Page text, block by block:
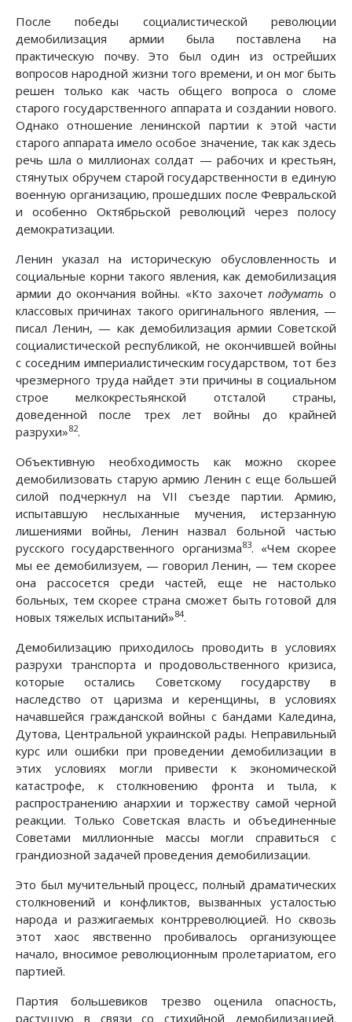
После победы социалистической революции
демобилизация армии была поставлена на
практическую почву. Это был один из острейших
вопросов народной жизни того времени, и он мог быть
решен только как часть общего вопроса о сломе
старого государственного аппарата и создании нового.
Однако отношение ленинской партии к этой части
старого аппарата имело особое значение, так как здесь
речь шла о миллионах солдат — рабочих и крестьян,
стянутых обручем старой государственности в единую
военную организацию, прошедших после Февральской
и особенно Октябрьской революций через полосу
демократизации.
Ленин указал на историческую обусловленность и
социальные корни такого явления, как демобилизация
армии до окончания войны. «Кто захочетподумать о
классовых причинах такого оригинального явления, —
писал Ленин, — как демобилизация армии Советской
социалистической республикой, не окончившей войны
с соседним империалистическим государством, тот без
чрезмерного труда найдет эти причины в социальном
строе мелкокрестьянской отсталой страны,
доведенной после трех лет войны до крайней
разрухи»82.
Объективную необходимость как можно скорее
демобилизовать старую армию Ленин с еще большей
силой подчеркнул на VII съезде партии. Армию,
испытавшую неслыханные мучения, истерзанную
лишениями войны, Ленин назвал больной частью
русского государственного организма83. «Чем скорее
мы ее демобилизуем, — говорил Ленин, — тем скорее
она рассосется среди частей, еще не настолько
больных, тем скорее страна сможет быть готовой для
новых тяжелых испытаний»84.
Демобилизацию приходилось проводить в условиях
разрухи транспорта и продовольственного кризиса,
которые остались Советскому государству в
наследство от царизма и керенщины, в условиях
начавшейся гражданской войны с бандами Каледина,
Дутова, Центральной украинской рады. Неправильный
курс или ошибки при проведении демобилизации в
этих условиях могли привести к экономической
катастрофе, к столкновению фронта и тыла, к
распространению анархии и торжеству самой черной
реакции. Только Советская власть и объединенные
Советами миллионные массы могли справиться с
грандиозной задачей проведения демобилизации.
Это был мучительный процесс, полный драматических
столкновений и конфликтов, вызванных усталостью
народа и разжигаемых контрреволюцией. Но сквозь
этот хаос явственно пробивалось организующее
начало, вносимое революционным пролетариатом, его
партией.
Партия большевиков трезво оценила опасность,
растущую в связи со стихийной демобилизацией.